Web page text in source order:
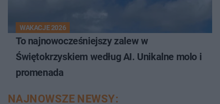
WAKACJE 2026
To najnowocześniejszy zalew w
Świętokrzyskiem według AI. Unikalne molo i
promenada
NAJNOWSZE NEWSY: